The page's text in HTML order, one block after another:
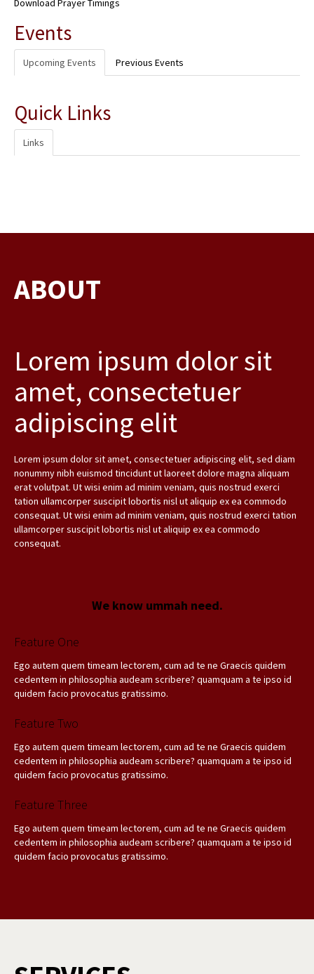
Download Prayer Timings
Events
Upcoming Events Previous Events
Quick Links
Links
ABOUT
Lorem ipsum dolor sit
amet, consectetuer
adipiscing elit
Lorem ipsum dolor sit amet, consectetuer adipiscing elit, sed diam
nonummy nibh euismod tincidunt ut laoreet dolore magna aliquam
erat volutpat. Ut wisi enim ad minim veniam, quis nostrud exerci
tation ullamcorper suscipit lobortis nisl ut aliquip ex ea commodo
consequat. Ut wisi enim ad minim veniam, quis nostrud exerci tation
ullamcorper suscipit lobortis nisl ut aliquip ex ea commodo
consequat.
We know ummah need.
Feature One
Ego autem quem timeam lectorem, cum ad te ne Graecis quidem
cedentem in philosophia audeam scribere? quamquam a te ipso id
quidem facio provocatus gratissimo.
Feature Two
Ego autem quem timeam lectorem, cum ad te ne Graecis quidem
cedentem in philosophia audeam scribere? quamquam a te ipso id
quidem facio provocatus gratissimo.
Feature Three
Ego autem quem timeam lectorem, cum ad te ne Graecis quidem
cedentem in philosophia audeam scribere? quamquam a te ipso id
quidem facio provocatus gratissimo.